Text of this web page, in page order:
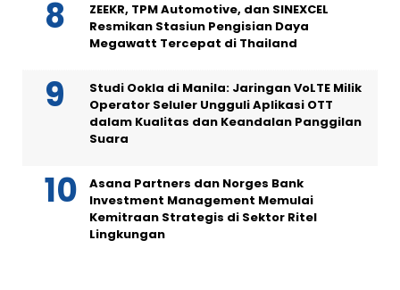
ZEEKR, TPM Automotive, dan SINEXCEL
Resmikan Stasiun Pengisian Daya
Megawatt Tercepat di Thailand
Studi Ookla di Manila: Jaringan VoLTE Milik
Operator Seluler Ungguli Aplikasi OTT
dalam Kualitas dan Keandalan Panggilan
Suara
Asana Partners dan Norges Bank
Investment Management Memulai
Kemitraan Strategis di Sektor Ritel
Lingkungan